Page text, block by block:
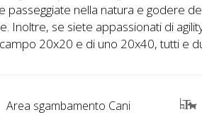
passeggiate nella natura e godere
Inoltre, se siete appassionati di
20x20 e di uno 20x40, tutti e
Area sgambamento Cani